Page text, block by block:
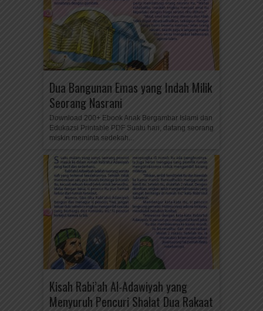
Dua Bangunan Emas yang Indah Milik
Seorang Nasrani
Download 200+ Ebook Anak Bergambar Islami dan
Edukazsi Printable PDF Suatu hari, datang seorang
miskin meminta sedekah...
Kisah Rabi’ah Al-Adawiyah yang
Menyuruh Pencuri Shalat Dua Rakaat